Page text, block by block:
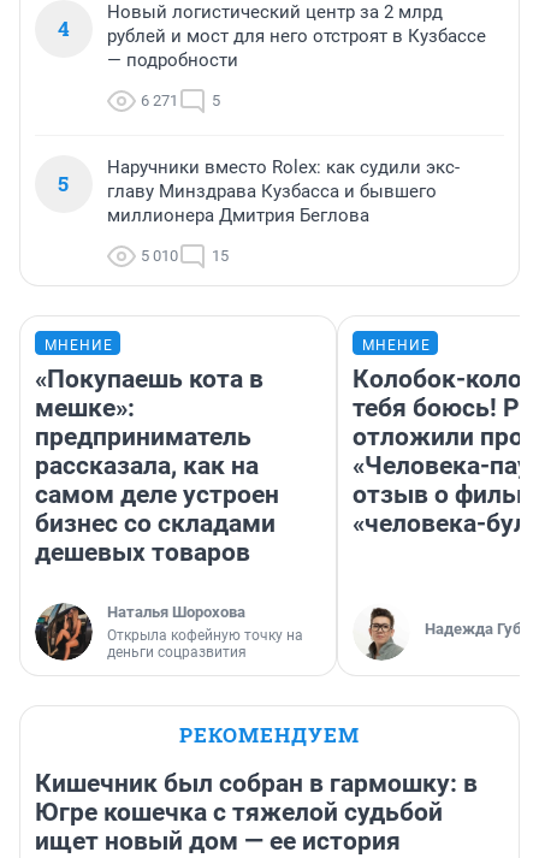
4
Новый логистический центр за 2 млрд
рублей и мост для него отстроят в Кузбассе
— подробности
6 271 5
5
Наручники вместо Rolex: как судили экс-
главу Минздрава Кузбасса и бывшего
миллионера Дмитрия Беглова
5 010 15
МНЕНИЕ
«Покупаешь кота в
мешке»:
предприниматель
рассказала, как на
самом деле устроен
бизнес со складами
дешевых товаров
Наталья Шорохова
Открыла кофейную точку на
деньги соцразвития
МНЕНИЕ
Колобок-
тебя боюсь!
отложили
«Человека-
отзыв о
«человека-
Надежда
РЕКОМЕНДУЕМ
Кишечник был собран в гармошку: в
Югре кошечка с тяжелой судьбой
ищет новый дом — ее история